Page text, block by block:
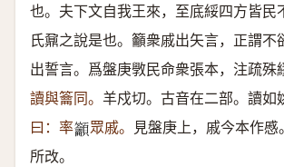
也。夫下文自我王來，至底綏四方皆民
氏鼐之說是也。籲衆戚出矢言，正謂不
出誓言。爲盤庚斆民命衆張本，注疏殊
讀與籥同。 羊戍切。古音在二部。讀如
曰：率𥸤 眾戚。 見盤庚上，戚今本作
所改。